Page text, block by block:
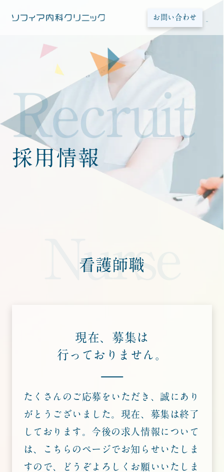
お問い合わせ
採用情報
Nurse
看護師職
現在、募集は
行っておりません。
たくさんのご応募をいただき、誠にあり
がとうございました。 現在、募集は終了
しております。 今後の求人情報について
は、こちらのページでお知らせいたしま
すので、
どうぞよろしくお願いいたしま